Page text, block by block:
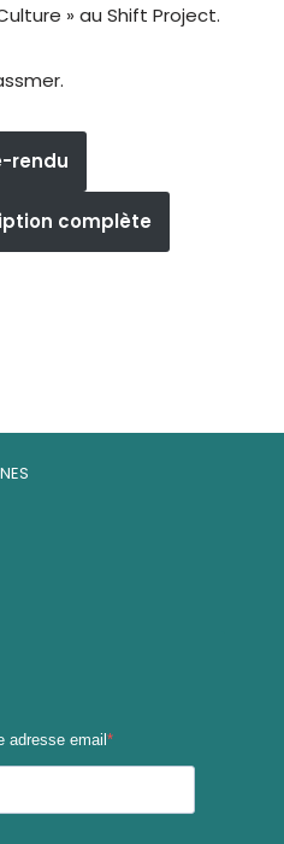
» au Shift Project.
rendu
complète